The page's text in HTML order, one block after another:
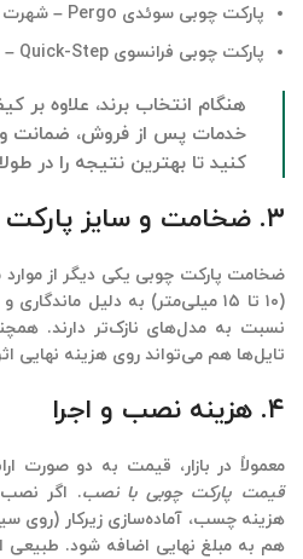
پارکت چوبی سوئدی Pergo – شهرت در دوام و نصب آسان
پارکت چوبی فرانسوی Quick-Step – ترکیب زیبایی و مقاومت بالا
هنگام انتخاب برند، علاوه
خدمات پس از فروش، ضمانت
کنید تا بهترین نتیجه را در
۳. ضخامت و سایز پارکت
ضخامت پارکت چوبی یکی دیگر از
(۱۰تا ۱۵میلی‌متر) به دلیل ماندگاری
نسبت به مدل‌های نازک‌تر دارند.
تایل‌ها هم می‌تواند روی هزینه نهایی
۴. هزینه نصب و اجرا
معمولاً در بازار، قیمت به دو صورت
قیمت پارکت چوبی با نصب. اگر نصب
هزینه چسب، آماده‌سازی زیرکار (روی
هم به مبلغ نهایی اضافه شود.